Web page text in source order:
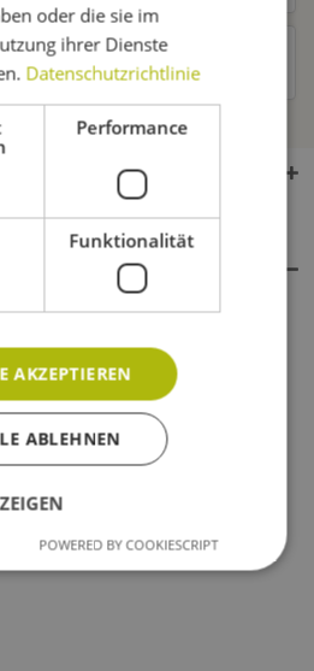
angesehen
oder die sie im
ihrer Dienste
Datenschutzrichtlinie
Performance
Funktionalität
AKZEPTIEREN
ABLEHNEN
POWERED BY COOKIESCRIPT